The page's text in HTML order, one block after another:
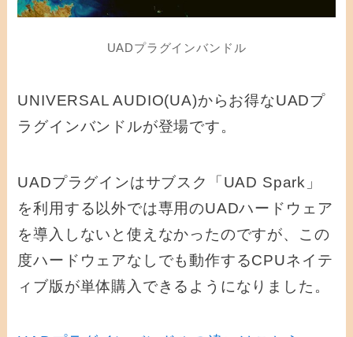
UADプラグインバンドル
UNIVERSAL AUDIO(UA)からお得なUADプ
ラグインバンドルが登場です。
UADプラグインはサブスク「UAD Spark」
を利用する以外では専用のUADハードウェア
を導入しないと使えなかったのですが、 この
度ハードウェアなしでも動作するCPUネイテ
ィブ版が単体購入できるようになりました。